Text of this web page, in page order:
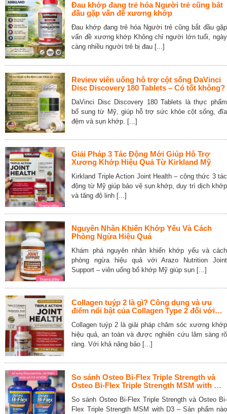
Đau khớp đang trẻ hóa Người trẻ cũng bắt
đầu gặp vấn đề xương khớp
Đau khớp đang trẻ hóa Người trẻ cũng bắt đầu gặp
vấn đề xương khớp Không chỉ người lớn tuổi, ngày
càng nhiều người trẻ bị đau [...]
Review viên uống hỗ trợ cột sống DaVinci
Disc Discovery 180 Tablets – Có tốt không?
DaVinci Disc Discovery 180 Tablets là thực phẩm
bổ sung từ Mỹ, giúp hỗ trợ sức khỏe cột sống, đĩa
đệm và sụn khớp. [...]
Giải Pháp 3 Tác Động Mới Giúp Hỗ Trợ
Xương Khớp Hiệu Quả Từ Kirkland Mỹ
Kirkland Triple Action Joint Health – công thức 3 tác
động từ Mỹ giúp bảo vệ sụn khớp, duy trì dịch khớp
và tăng độ linh [...]
Nguyên Nhân Khiến Khớp Yếu Và Cách
Phòng Ngừa Hiệu Quả
Khám phá nguyên nhân khiến khớp yếu và cách
phòng ngừa hiệu quả với Arazo Nutrition Joint
Support – viên uống bổ khớp Mỹ giúp sụn [...]
Collagen tuýp 2 là gì? Công dụng và ưu
điểm nổi bật của Collagen Type 2 đối với
Collagen tuýp 2 là giải pháp chăm sóc xương khớp
hiệu quả, an toàn và được nghiên cứu lâm sàng rõ
ràng. Với khả năng bảo [...]
So sánh Osteo Bi-Flex Triple Strength và
Osteo Bi-Flex Triple Strength MSM with D3
So sánh Osteo Bi-Flex Triple Strength và Osteo Bi-
Flex Triple Strength MSM with D3 – Sản phẩm nào